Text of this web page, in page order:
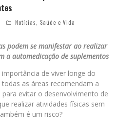
Notícias, Saúde e Vida
podem se manifestar ao realizar
a automedicação de suplementos
de viver longe do
as áreas recomendam a
evitar o desenvolvimento de
realizar atividades físicas sem
é um risco?